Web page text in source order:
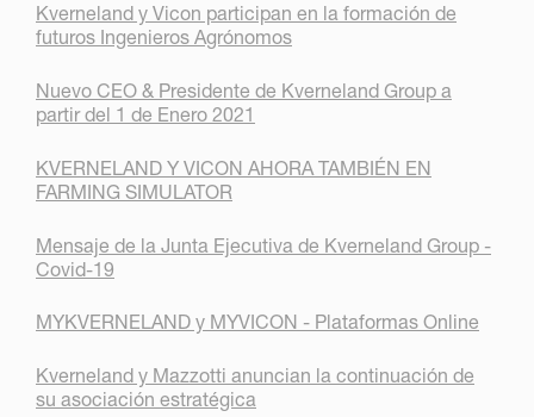
Kverneland y Vicon participan en la formación de
futuros Ingenieros Agrónomos
Nuevo CEO & Presidente de Kverneland Group a
partir del 1 de Enero 2021
KVERNELAND Y VICON AHORA TAMBIÉN EN
FARMING SIMULATOR
Mensaje de la Junta Ejecutiva de Kverneland Group -
Covid-19
MYKVERNELAND y MYVICON - Plataformas Online
Kverneland y Mazzotti anuncian la continuación de
su asociación estratégica